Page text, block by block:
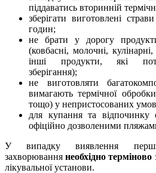
піддаватись вторинній
зберігати виготовлені
годин;
не брати у дорогу
(ковбасні, молочні,
інші продукти, які
зберігання);
не виготовляти
вимагають термічної
тощо) у непристосованих
для купання та відпочинку
офіційно дозволеними
У випадку виявлення
захворюваннянеобхідно терміново
лікувальної установи.